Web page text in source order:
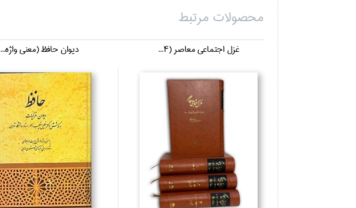
محصولات مرتبط
غزل اجتماعي معاصر (4... ديوان حافظ (معني واژه...